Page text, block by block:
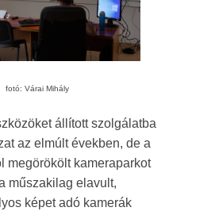
fotó: Várai Mihály
állított szolgálatba
az elmúlt években, de a
megörökölt kameraparkot
műszakilag elavult,
képet adó kamerák